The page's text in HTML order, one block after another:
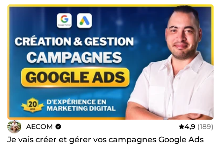
AECOM 4,9 (189)
Je vais créer et gérer vos campagnes Google Ads